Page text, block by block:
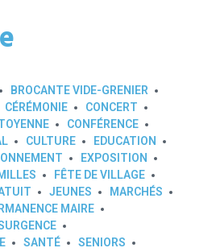
BROCANTE VIDE-GRENIER
CÉRÉMONIE
CONCERT
CONFÉRENCE
CULTURE
EDUCATION
EXPOSITION
FÊTE DE VILLAGE
JEUNES
MARCHÉS
MAIRE
SANTÉ
SENIORS